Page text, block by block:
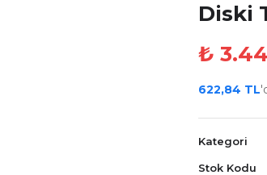
Diski
₺
622,84 TL
Kategori
Stok Kodu